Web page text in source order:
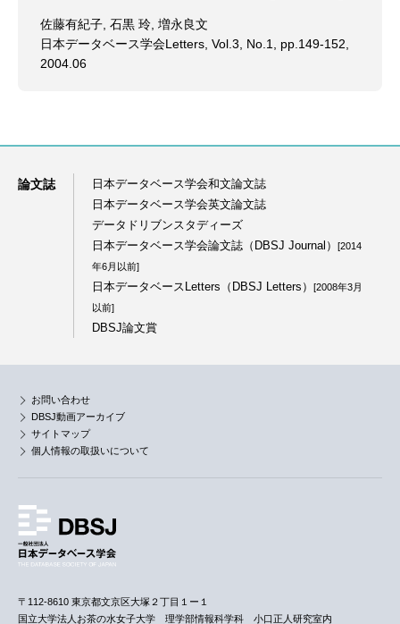
佐藤有紀子, 石黒 玲, 増永良文
日本データベース学会Letters, Vol.3, No.1, pp.149-152,
2004.06
論文誌
日本データベース学会和文論文誌
日本データベース学会英文論文誌
データドリブンスタディーズ
日本データベース学会論文誌（DBSJ Journal）
[2014
年6月以前]
日本データベースLetters（DBSJ Letters）
[2008年3月
以前]
DBSJ論文賞
お問い合わせ
DBSJ動画アーカイブ
サイトマップ
個人情報の取扱いについて
〒112-8610 東京都文京区大塚２丁目１ー１
国立大学法人お茶の水女子大学 理学部情報科学科 小口正人研究室内